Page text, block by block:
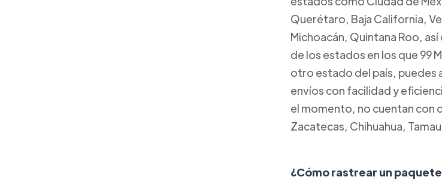
Querétaro, Baja California,
Michoacán, Quintana Roo,
de los estados en los que 99
otro estado del país, puedes
envíos con facilidad y
el momento, no cuentan con
Zacatecas, Chihuahua,
¿Cómo rastrear un